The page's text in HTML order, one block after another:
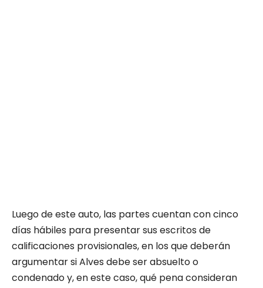
Luego de este auto, las partes cuentan con cinco
días hábiles para presentar sus escritos de
calificaciones provisionales, en los que deberán
argumentar si Alves debe ser absuelto o
condenado y, en este caso, qué pena consideran